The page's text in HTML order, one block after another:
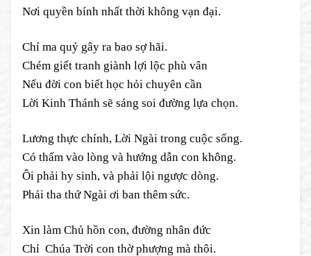
Nơi quyền bính nhất thời không vạn đại.
Chỉ ma quỷ gây ra bao sợ hãi.
Chém giết tranh giành lợi lộc phù vân
Nếu đời con biết học hỏi chuyên cần
Lời Kinh Thánh sẽ sáng soi đường lựa chọn.
Lương thực chính, Lời Ngài trong cuộc sống.
Có thấm vào lòng và hướng dẫn con không.
Ôi phải hy sinh, và phải lội ngược dòng.
Phải tha thứ Ngài ơi ban thêm sức.
Xin làm Chủ hồn con, đường nhân đức
Chỉ Chúa Trời con thờ phượng mà thôi.